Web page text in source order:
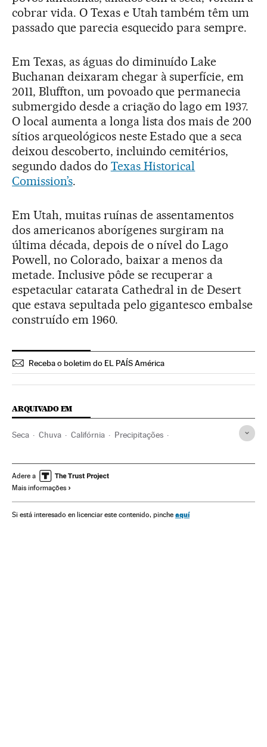
cobrar vida. O Texas e Utah também têm um
passado que parecia esquecido para sempre.
Em Texas, as águas do diminuído Lake
Buchanan deixaram chegar à superfície, em
2011, Bluffton, um povoado que permanecia
submergido desde a criação do lago em 1937.
O local aumenta a longa lista dos mais de 200
sítios arqueológicos neste Estado que a seca
deixou descoberto, incluindo cemitérios,
segundo dados do Texas Historical
Comission’s.
Em Utah, muitas ruínas de assentamentos
dos americanos aborígenes surgiram na
última década, depois de o nível do Lago
Powell, no Colorado, baixar a menos da
metade. Inclusive pôde se recuperar a
espetacular catarata Cathedral in de Desert
que estava sepultada pelo gigantesco embalse
construído em 1960.
Receba o boletim do EL PAÍS América
ARQUIVADO EM
Seca Chuva Califórnia Precipitações
América
Adere a
Mais informações
Si está interesado en licenciar este contenido, pinche aquí